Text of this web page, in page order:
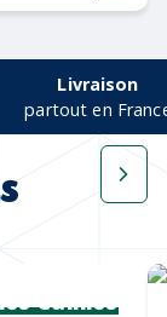
Livraison
partout en
Cannes